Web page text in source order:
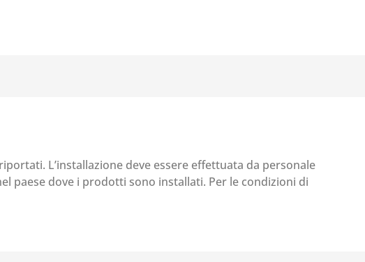
L’installazione deve essere effettuata da personale
paese dove i prodotti sono installati. Per le condizioni di